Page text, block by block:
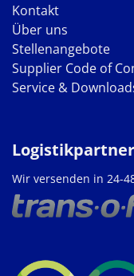
Kontakt
Über uns
Stellenangebote
Supplier Code of
Service &
Logistikpartner
Wir versenden in 24-